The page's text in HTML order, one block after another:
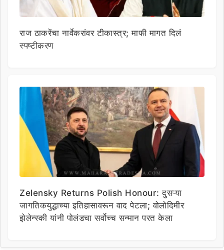
राज ठाकरेंचा नार्वेकरांवर टीकास्त्र; माफी मागत दिलं
स्पष्टीकरण
Zelensky Returns Polish Honour: दुसऱ्या
जागतिकयुद्धाच्या इतिहासावरून वाद पेटला; वोलोदिमीर
झेलेन्स्की यांनी पोलंडचा सर्वोच्च सन्मान परत केला